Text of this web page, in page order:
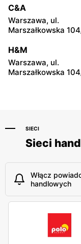
Hyżne, ul. Hyżne 100
moje sklepy
C&A
Warszawa, ul.
Marszałkowska
H&M
Warszawa, ul.
Marszałkowska
SIECI
Sieci
Włącz
handlowych